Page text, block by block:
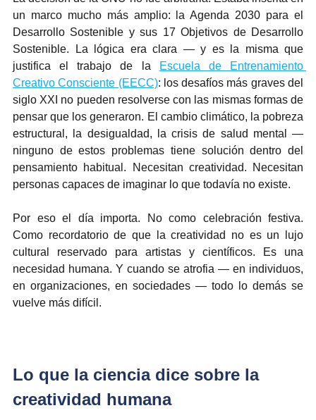
un marco mucho más amplio: la Agenda 2030 para el
Desarrollo Sostenible y sus 17 Objetivos de Desarrollo
Sostenible. La lógica era clara — y es la misma que
justifica el trabajo de la
Escuela de Entrenamiento
Creativo Consciente (EECC): los desafíos más graves del
siglo XXI no pueden resolverse con las mismas formas de
pensar que los generaron. El cambio climático, la pobreza
estructural, la desigualdad, la crisis de salud mental —
ninguno de estos problemas tiene solución dentro del
pensamiento habitual. Necesitan creatividad. Necesitan
personas capaces de imaginar lo que todavía no existe.
Por eso el día importa. No como celebración festiva.
Como recordatorio de que la creatividad no es un lujo
cultural reservado para artistas y científicos. Es una
necesidad humana. Y cuando se atrofia — en individuos,
en organizaciones, en sociedades — todo lo demás se
vuelve más difícil.
Lo que la ciencia dice sobre la
creatividad humana